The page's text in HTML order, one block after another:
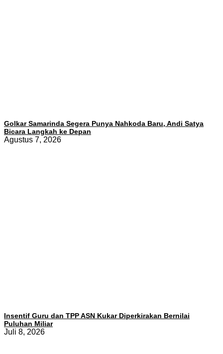
Golkar Samarinda Segera Punya Nahkoda Baru, Andi Satya
Bicara Langkah ke Depan
Agustus 7, 2026
Insentif Guru dan TPP ASN Kukar Diperkirakan Bernilai
Puluhan Miliar
Juli 8, 2026